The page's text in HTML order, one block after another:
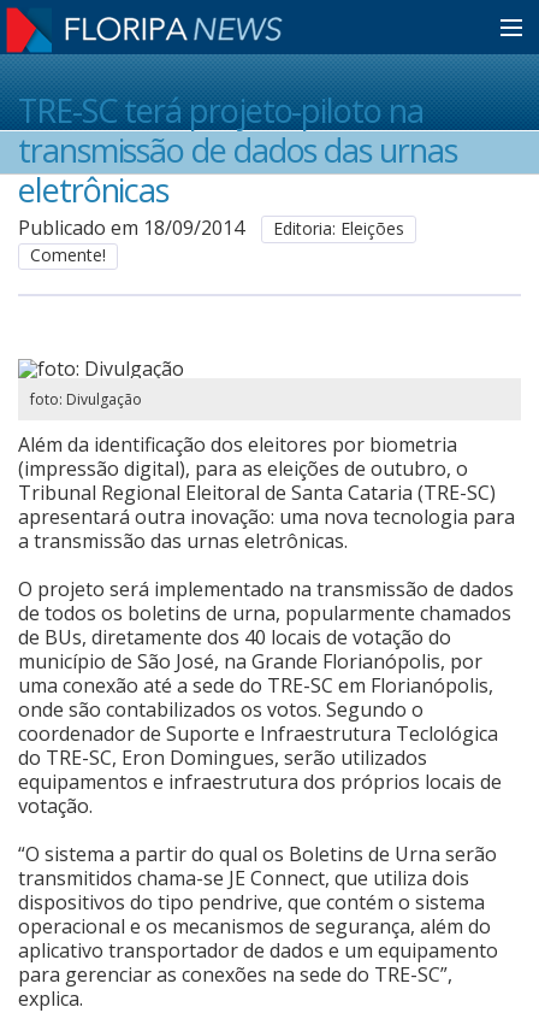
Home
Notícias
Colunistas
Anuncie
Cinema
Agenda Cultural
Anuncie
Fale Conosco
TRE-SC terá projeto-piloto na
transmissão de dados das urnas
eletrônicas
Publicado em 18/09/2014
Editoria: Eleições
Comente!
foto: Divulgação
Além da identificação dos eleitores por biometria
(impressão digital), para as eleições de outubro, o
Tribunal Regional Eleitoral de Santa Cataria (TRE-SC)
apresentará outra inovação: uma nova tecnologia para
a transmissão das urnas eletrônicas.
O projeto será implementado na transmissão de dados
de todos os boletins de urna, popularmente chamados
de BUs, diretamente dos 40 locais de votação do
município de São José, na Grande Florianópolis, por
uma conexão até a sede do TRE-SC em Florianópolis,
onde são contabilizados os votos. Segundo o
coordenador de Suporte e Infraestrutura Teclológica
do TRE-SC, Eron Domingues, serão utilizados
equipamentos e infraestrutura dos próprios locais de
votação.
“O sistema a partir do qual os Boletins de Urna serão
transmitidos chama-se JE Connect, que utiliza dois
dispositivos do tipo pendrive, que contém o sistema
operacional e os mecanismos de segurança, além do
aplicativo transportador de dados e um equipamento
para gerenciar as conexões na sede do TRE-SC”,
explica.